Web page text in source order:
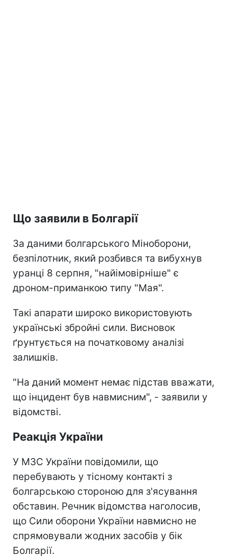
Що заявили в Болгарії
За даними болгарського Міноборони,
безпілотник, який розбився та вибухнув
уранці 8 серпня, "найімовірніше" є
дроном-приманкою типу "Мая".
Такі апарати широко використовують
українські збройні сили. Висновок
ґрунтується на початковому аналізі
залишків.
"На даний момент немає підстав вважати,
що інцидент був навмисним", - заявили у
відомстві.
Реакція України
У МЗС України повідомили, що
перебувають у тісному контакті з
болгарською стороною для з'ясування
обставин. Речник відомства наголосив,
що Сили оборони України навмисно не
спрямовували жодних засобів у бік
Болгарії.